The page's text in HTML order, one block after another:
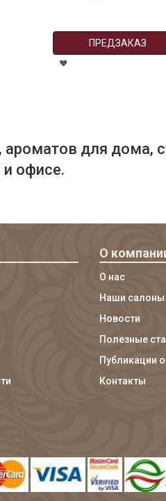
ароматов для дома,
офисе.
О
О нас
Наши салоны
Новости
Полезные
Публикации
Контакты